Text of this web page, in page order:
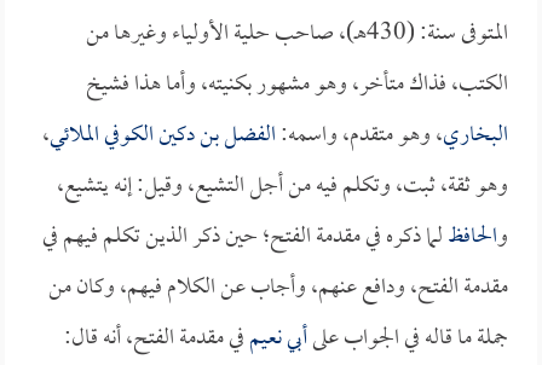
المتوفى سنة: (430هـ)، صاحب حلية الأولياء وغيرها من
الكتب، فذاك متأخر، وهو مشهور بكنيته، وأما هذا فشيخ
البخاري، وهو متقدم، واسمه:الفضل بن دكين الكوفي الملائي،
وهو ثقة، ثبت، وتكلم فيه من أجل التشيع، وقيل: إنه يتشيع،
والحافظلما ذكره في مقدمة الفتح؛ حين ذكر الذين تكلم فيهم في
مقدمة الفتح، ودافع عنهم، وأجاب عن الكلام فيهم، وكان من
جملة ما قاله في الجواب علىأبي نعيمفي مقدمة الفتح، أنه قال: